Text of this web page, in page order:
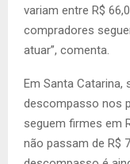
variam entre R$
compradores
atuar”, comenta.
Em Santa
descompasso nos
seguem firmes em
não passam de R$